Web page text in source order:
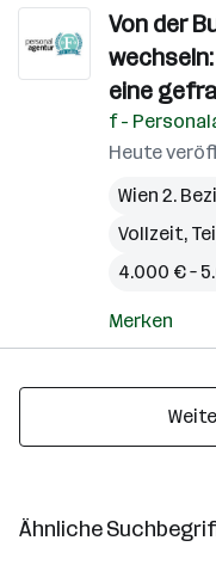
Von der
eine
f -
Heute
Wien 2.
Vollzeit,
4.000 € –
Merken
Ähnliche